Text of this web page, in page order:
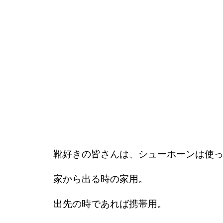
靴好きの皆さんは、シューホーンは使
家から出る時の家用。
出先の時であれば携帯用。